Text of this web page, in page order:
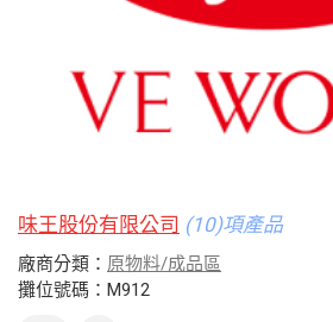
味王股份有限公司 (10)項產品
廠商分類： 原物料/成品區
攤位號碼：M912